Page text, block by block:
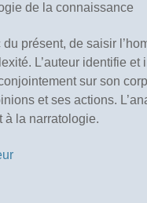
de la connaissance
présent, de saisir
L’auteur identifie
sur son
et ses actions.
à la narratologie.